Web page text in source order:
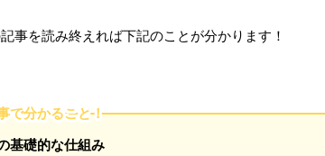
事を読み終えれば下記のことが分かります！
で分かること！
基礎的な仕組み